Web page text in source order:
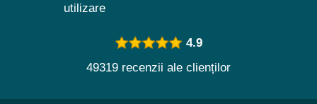
utilizare
4.9
49319 recenzii ale clienților